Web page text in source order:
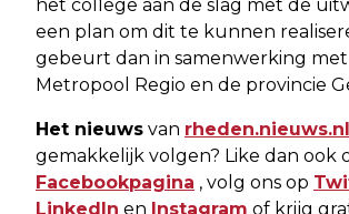
het college aan de slag met de
een plan om dit te kunnen
gebeurt dan in samenwerking
Metropool Regio en de provincie
Het nieuws van rheden.nieuws.nl
gemakkelijk volgen? Like dan ook
Facebookpagina , volg ons op
LinkedIn en Instagram of krijg